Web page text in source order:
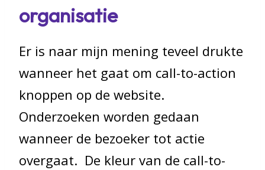
organisatie
Er is naar mijn mening teveel drukte
wanneer het gaat om call-to-action
knoppen op de website.
Onderzoeken worden gedaan
wanneer de bezoeker tot actie
overgaat. De kleur van de call-to-